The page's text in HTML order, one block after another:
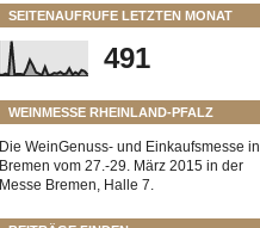
SEITENAUFRUFE LETZTEN MONAT
491
WEINMESSE RHEINLAND-PFALZ
Die WeinGenuss- und Einkaufsmesse in
Bremen vom 27.-29. März 2015 in der
Messe Bremen, Halle 7.